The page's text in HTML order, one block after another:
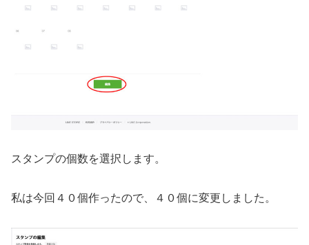
スタンプの個数を選択します。
私は今回４０個作ったので、４０個に変更しました。